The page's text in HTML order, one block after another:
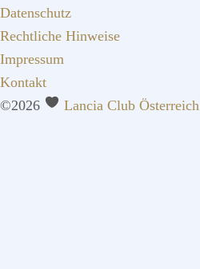
Datenschutz
Rechtliche Hinweise
Impressum
Kontakt
©2026
Lancia Club Österreich